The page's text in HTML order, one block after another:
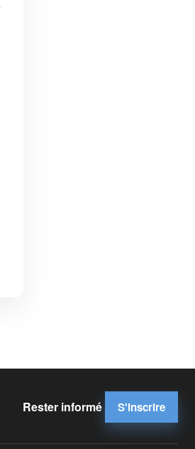
Rester informé S'inscrire